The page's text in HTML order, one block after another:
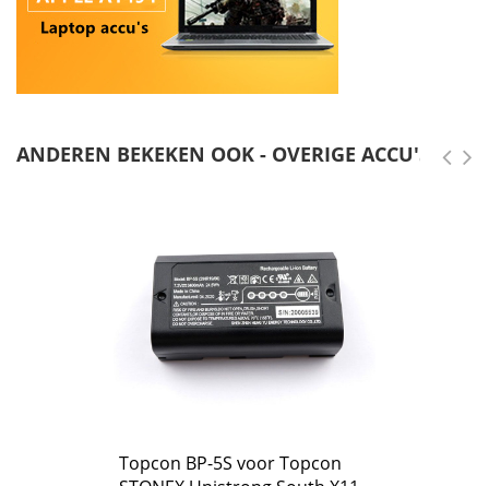
ANDEREN BEKEKEN OOK - OVERIGE ACCU'S
Topcon BP-5S voor Topcon